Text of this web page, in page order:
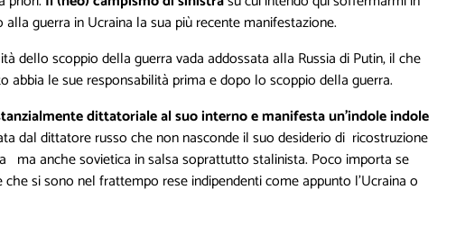
guerra in Ucraina la sua più recente manifestazione.
dello scoppio della guerra vada addossata alla Russia di Putin, il che
le sue responsabilità prima e dopo lo scoppio della guerra.
dittatoriale al suo interno e manifesta un’indole indole
dal dittatore russo che non nasconde il suo desiderio di ricostruzione
ma anche sovietica in salsa soprattutto stalinista. Poco importa se
si sono nel frattempo rese indipendenti come appunto l’Ucraina o